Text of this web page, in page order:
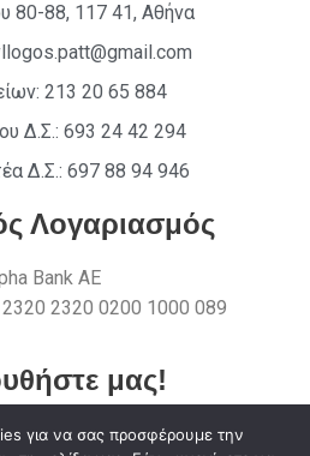
80-88, 117 41, Αθήνα
213 20 65 884
Δ.Σ.: 693 24 42 294
Δ.Σ.: 697 88 94 946
Λογαριασμός
Bank AE
2320 0200 1000 089
μας!
για να σας προσφέρουμε την